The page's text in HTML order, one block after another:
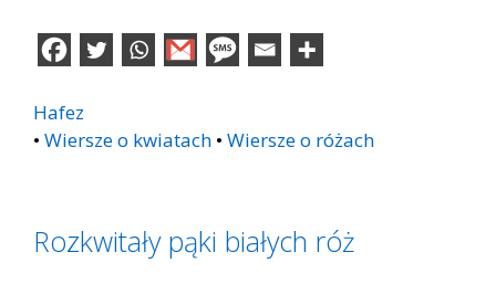
Hafez
• Wiersze o kwiatach • Wiersze o różach
Rozkwitały pąki białych róż